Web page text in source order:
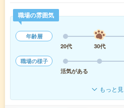
職場の雰囲気
年齢層
20代
30代
職場の様子
活気がある
もっと